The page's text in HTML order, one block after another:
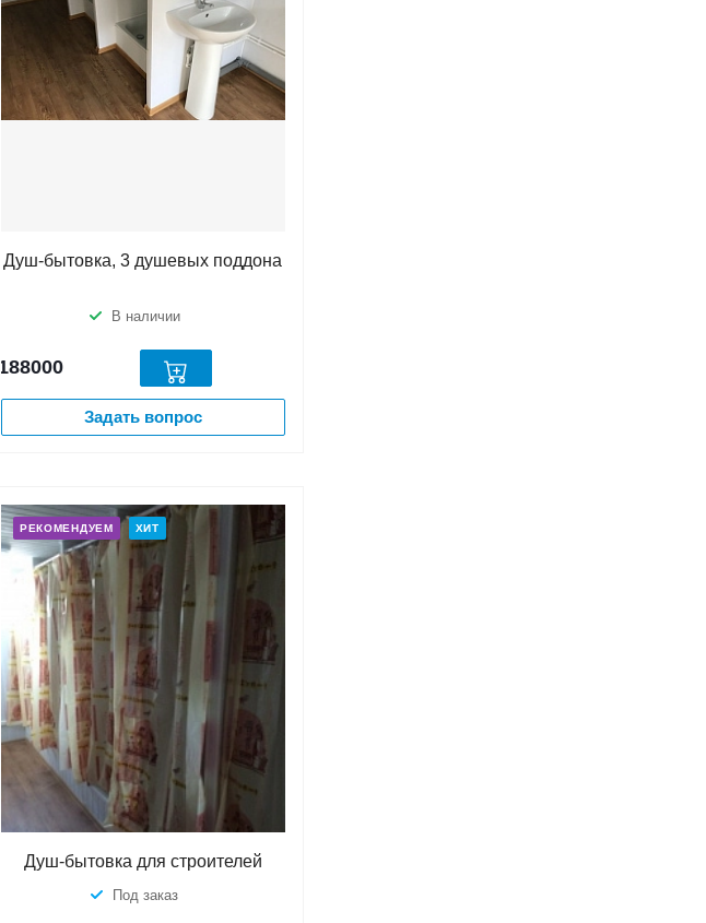
Душ-бытовка, 3 душевых поддона
В наличии
188000
Задать вопрос
РЕКОМЕНДУЕМ ХИТ
Душ-бытовка для строителей
Под заказ